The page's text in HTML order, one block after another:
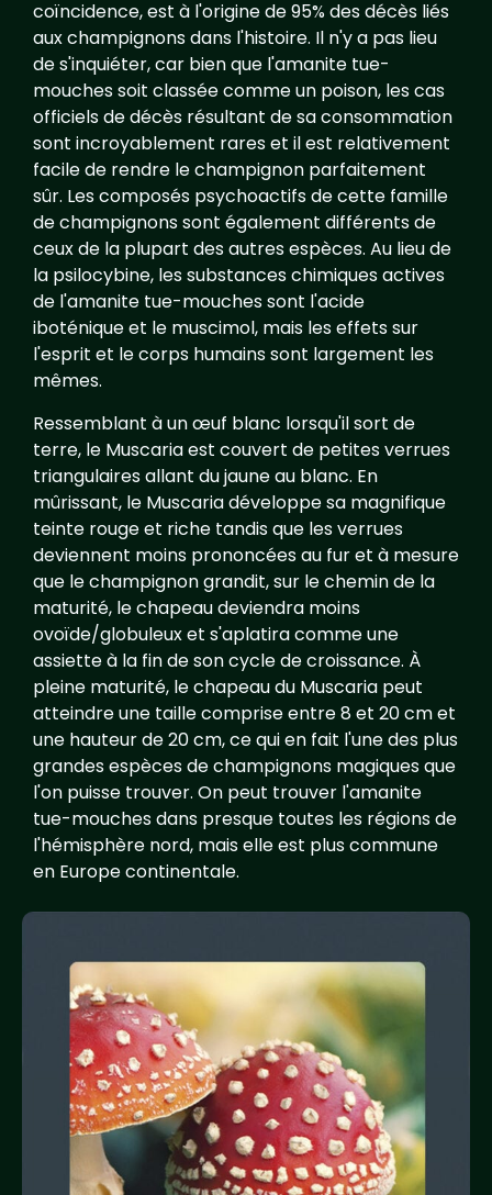
coïncidence, est à l'origine de 95% des décès liés
aux champignons dans l'histoire. Il n'y a pas lieu
de s'inquiéter, car bien que l'amanite tue-
mouches soit classée comme un poison, les cas
officiels de décès résultant de sa consommation
sont incroyablement rares et il est relativement
facile de rendre le champignon parfaitement
sûr. Les composés psychoactifs de cette famille
de champignons sont également différents de
ceux de la plupart des autres espèces. Au lieu de
la psilocybine, les substances chimiques actives
de l'amanite tue-mouches sont l'acide
iboténique et le muscimol, mais les effets sur
l'esprit et le corps humains sont largement les
mêmes.
Ressemblant à un œuf blanc lorsqu'il sort de
terre, le Muscaria est couvert de petites verrues
triangulaires allant du jaune au blanc. En
mûrissant, le Muscaria développe sa magnifique
teinte rouge et riche tandis que les verrues
deviennent moins prononcées au fur et à mesure
que le champignon grandit, sur le chemin de la
maturité, le chapeau deviendra moins
ovoïde/globuleux et s'aplatira comme une
assiette à la fin de son cycle de croissance. À
pleine maturité, le chapeau du Muscaria peut
atteindre une taille comprise entre 8 et 20 cm et
une hauteur de 20 cm, ce qui en fait l'une des plus
grandes espèces de champignons magiques que
l'on puisse trouver. On peut trouver l'amanite
tue-mouches dans presque toutes les régions de
l'hémisphère nord, mais elle est plus commune
en Europe continentale.